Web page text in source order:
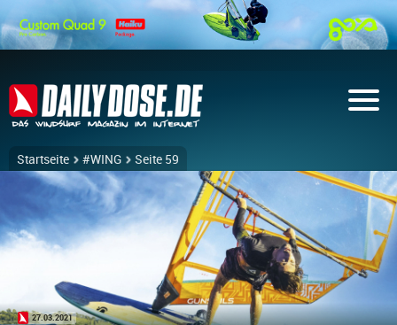
Startseite #WING Seite 59
27.03.2021